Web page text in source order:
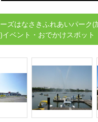
ズはなさきふれあいパーク
イベント・おでかけスポット